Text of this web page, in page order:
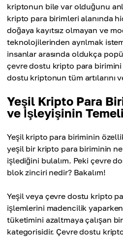
kriptonun bile var olduğunu
kripto para birimleri alanında
doğaya kayıtsız olmayan ve
teknolojilerinden ayrılmak
insanlar arasında oldukça
çevre dostu kripto para birimini
dostu kriptonun tüm artılarını
Yeşil Kripto Para
ve İşleyişinin Temeli
Yeşil kripto para biriminin
yeşil bir kripto para biriminin
işlediğini bulalım. Peki çevre
blok zinciri nedir? Bakalım!
Yeşil veya çevre dostu kripto
işlemlerini madencilik
tüketimini azaltmaya çalışan
kategorisidir. Çevre dostu